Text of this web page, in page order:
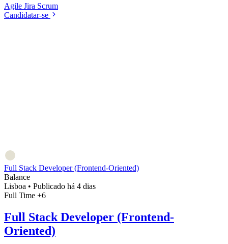
Agile Jira Scrum
Candidatar-se
Full Stack Developer (Frontend-Oriented)
Balance
Lisboa • Publicado há 4 dias
Full Time +6
Full Stack Developer (Frontend-
Oriented)